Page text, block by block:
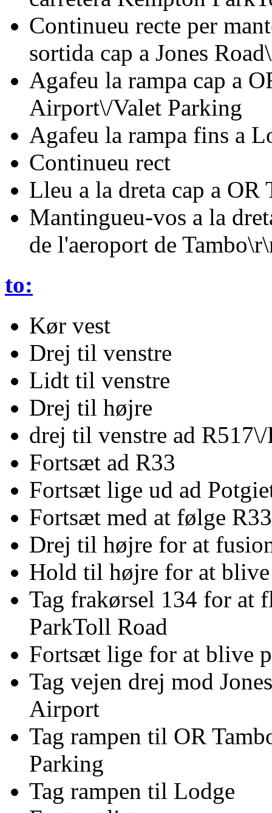
Continueu recte per
sortida cap a Jones
Agafeu la rampa cap a
Airport\/Valet Parking
Agafeu la rampa fins a
Continueu rect
Lleu a la dreta cap a
Mantingueu-vos a la
de l'aeroport de
to:
Kør vest
Drej til venstre
Lidt til venstre
Drej til højre
drej til venstre ad
Fortsæt ad R33
Fortsæt lige ud ad
Fortsæt med at følge R33
Drej til højre for at
Hold til højre for at
Tag frakørsel 134 for at
ParkToll Road
Fortsæt lige for at blive
Tag vejen drej mod
Airport
Tag rampen til OR
Parking
Tag rampen til Lodge